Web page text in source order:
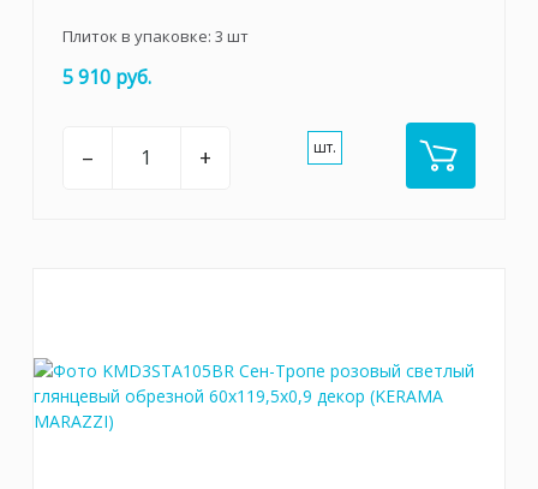
Плиток в упаковке: 3 шт
5 910 руб.
– + шт.